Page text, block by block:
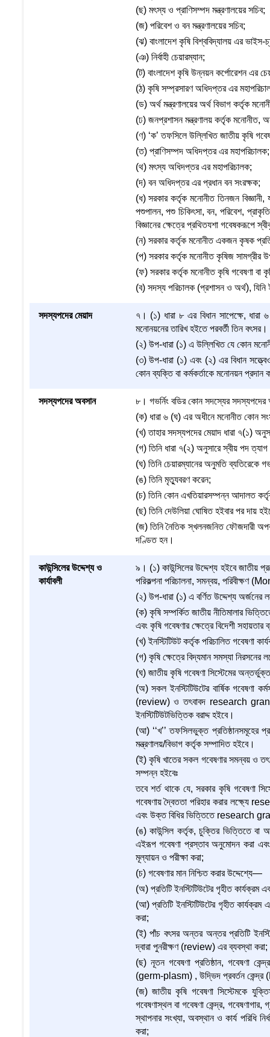
(ছ) মৎস্য ও প্রাণিসম্পদ মন্ত্রণালয়ের সচিব;
(জ) পরিবেশ ও বন মন্ত্রণালয়ের সচিব;
(ঝ) বাংলাদেশ কৃষি বিশ্ববিদ্যালয় এর ভাইস-
(ঞ) নির্বাহী চেয়ারম্যান;
(ট) বাংলাদেশ কৃষি উন্নয়ন কর্পোরেশন এর
(ঠ) কৃষি সম্প্রসারণ অধিদপ্তর এর
(ড) অর্থ মন্ত্রণালয়ের অর্থ বিভাগ কর্তৃক
(ঢ) জনপ্রশাসন মন্ত্রণালয় কর্তৃক মনোনীত,
(ণ) ‘ক’ তফসিলে উল্লিখিত জাতীয় কৃষি
(ত) প্রাণিসম্পদ অধিদপ্তর এর মহাপরিচালক;
(থ) মৎস্য অধিদপ্তর এর মহাপরিচালক;
(দ) বন অধিদপ্তর এর প্রধান বন সংরক্ষক;
(ধ) সরকার কর্তৃক মনোনীত তিনজন বিজ্ঞানী,
পশুপালন, পশু চিকিৎসা, বন, পরিবেশ,
বিজ্ঞানের ক্ষেত্রে প্রথিতযশা গবেষকরূপে
(ন) সরকার কর্তৃক মনোনীত একজন কৃষক
(প) সরকার কর্তৃক মনোনীত কৃষিজ সামগ্রীর
(ফ) সরকার কর্তৃক মনোনীত কৃষি গবেষণা বা
(ব) সদস্য পরিচালক (প্রশাসন ও অর্থ),
সদস্যপদের মেয়াদ
৭। (১) ধারা ৮ এর বিধান সাপেক্ষে,
মনোনয়নের তারিখ হইতে পরবর্তী তিন বৎসর।
(২) উপ-ধারা (১) এ উল্লিখিত যে কোন
(৩) উপ-ধারা (১) এবং (২) এর বিধান
কোন ব্যক্তি বা কর্মকর্তাকে মনোনয়ন প্রদান
সদস্যপদের অবসান
৮। গভর্নিং বডির কোন সদস্যের
(ক) ধারা ৬ (ঘ) এর অধীনে মনোনীত কোন
(খ) তাহার সদস্যপদের মেয়াদ ধারা ৭(১)
(গ) তিনি ধারা ৭(২) অনুসারে স্বীয় পদ
(ঘ) তিনি চেয়ারম্যানের অনুমতি ব্যতিরেকে
(ঙ) তিনি মৃত্যুবরণ করেন;
(চ) তিনি কোন এখতিয়ারসম্পন্ন আদালত
(ছ) তিনি দেউলিয়া ঘোষিত হইবার পর দায়
(জ) তিনি নৈতিক স্খলনজনিত ফৌজদারী
দণ্ডিত হন।
কাউন্সিলের উদ্দেশ্য ও
কার্যাবলী
৯। (১) কাউন্সিলের উদ্দেশ্য হইবে জাতীয়
পরিকল্পনা পরিচালনা, সমন্বয়, পরিবীক্ষণ
(২) উপ-ধারা (১) এ বর্ণিত উদ্দেশ্য অর্জনের
(ক) কৃষি সম্পর্কিত জাতীয় নীতিমালার
এবং কৃষি গবেষণার ক্ষেত্রে বিদেশী সহায়তার
(খ) ইনস্টিটিউট কর্তৃক পরিচালিত গবেষণা
(গ) কৃষি ক্ষেত্রে বিদ্যমান সমস্যা নিরসনের
(ঘ) জাতীয় কৃষি গবেষণা সিস্টেমের
(অ) সকল ইনস্টিটিউটের বার্ষিক গবেষণা
(review) ও তৎবাবদ research grant
ইনস্টিটিউটভিত্তিক বরাদ্দ হইবে।
(আ) ‘‘খ’’ তফসিলভুক্ত প্রতিষ্ঠানসমূহের
মন্ত্রণালয়/বিভাগ কর্তৃক সম্পাদিত হইবে।
(ই) কৃষি খাতের সকল গবেষণার সমন্বয় ও
সম্পন্ন হইবেঃ
তবে শর্ত থাকে যে, সরকার কৃষি গবেষণা
গবেষণায় দ্বৈততা পরিহার করার লক্ষ্যে
এবং উক্ত বিধির ভিত্তিতে research
(ঙ) কাউন্সিল কর্তৃক, চুক্তির ভিত্তিতে বা
এইরূপ গবেষণা প্রস্তাব অনুমোদন করা এবং
মূল্যায়ন ও পরীক্ষা করা;
(চ) গবেষণার মান নিশ্চিত করার উদ্দেশ্যে—
(অ) প্রতিটি ইনস্টিটিউটের গৃহীত কার্যক্রম
(আ) প্রতিটি ইনস্টিটিউটের গৃহীত কার্যক্রম
করা;
(ই) পাঁচ বৎসর অন্তর অন্তর প্রতিটি
দ্বারা পুনরীক্ষণ (review) এর ব্যবস্থা করা;
(ছ) নূতন গবেষণা প্রতিষ্ঠান, গবেষণা
(germ-plasm) , উদ্ভিদ প্রবর্তন কেন্দ্র
(জ) জাতীয় কৃষি গবেষণা সিস্টেমকে
গবেষণাস্থল বা গবেষণা কেন্দ্র,
স্থাপনার সংখ্যা, অবস্থান ও কার্য পরিধি
করা;